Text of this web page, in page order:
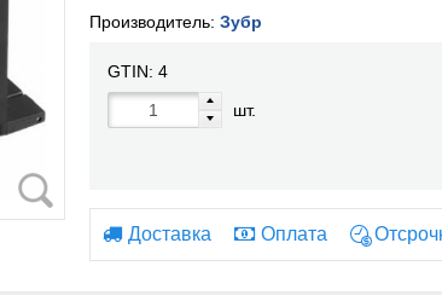
Производитель: Зубр
GTIN: 4
шт.
Доставка Оплата